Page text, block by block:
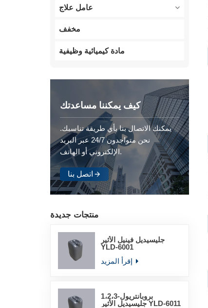
عامل علاج
مخفف
مادة كيميائية وظيفية
كيف يمكننا مساعدتك
يمكنك الاتصال بنا بأي طريقة تناسبك.
نحن متواجدون 24/7 عبر البريد
الإلكتروني أو الهاتف.
اتصل بنا
منتجات جديدة
جليسيديل فينيل الأثير
YLD-6001
1،2،3-بروبانتريول
جليسيديل الأثير YLD-6011